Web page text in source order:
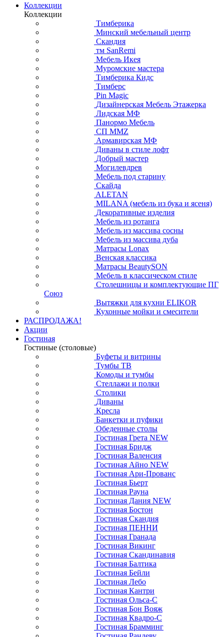
Коллекции
Коллекции
Тимберика
Минский мебельный центр
Скандия
тм SanRemi
Мебель Икея
Муромские мастера
Тимберика Кидс
Тимберс
Pin Magic
Дизайнерская Мебель Этажерка
Лидская МФ
Панормо Мебель
СП ММZ
Армавирская МФ
Диваны в стиле лофт
Добрый мастер
Могилевдрев
Мебель под старину
Скайда
ALETAN
MILANA (мебель из бука и ясеня)
Декоративные изделия
Мебель из ротанга
Мебель из массива сосны
Мебель из массива дуба
Матрасы Lonax
Венская классика
Матрасы BeautySON
Мебель в классическом стиле
Столешницы и комплектующие ПГ
Союз
Вытяжки для кухни ELIKOR
Кухонные мойки и смесители
РАСПРОДАЖА!
Акции
Гостиная
Гостиные (столовые)
Буфеты и витрины
Тумбы ТВ
Комоды и тумбы
Стеллажи и полки
Столики
Диваны
Кресла
Банкетки и пуфики
Обеденные столы
Гостиная Грета NEW
Гостиная Бридж
Гостиная Валенсия
Гостиная Айно NEW
Гостиная Ари-Прованс
Гостиная Бьерт
Гостиная Рауна
Гостиная Дания NEW
Гостиная Бостон
Гостиная Скандия
Гостиная ПЕННИ
Гостиная Гранада
Гостиная Викинг
Гостиная Скандинавия
Гостиная Балтика
Гостиная Бейли
Гостиная Лебо
Гостиная Кантри
Гостиная Ольса-С
Гостиная Бон Вояж
Гостиная Квадро-С
Гостиная Брамминг